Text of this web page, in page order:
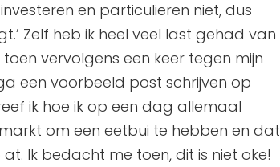
en particulieren niet, dus
Zelf heb ik heel veel last gehad van
vervolgens een keer tegen mijn
een voorbeeld post schrijven op
ik hoe ik op een dag allemaal
om een eetbui te hebben en dat
Ik bedacht me toen, dit is niet oke!